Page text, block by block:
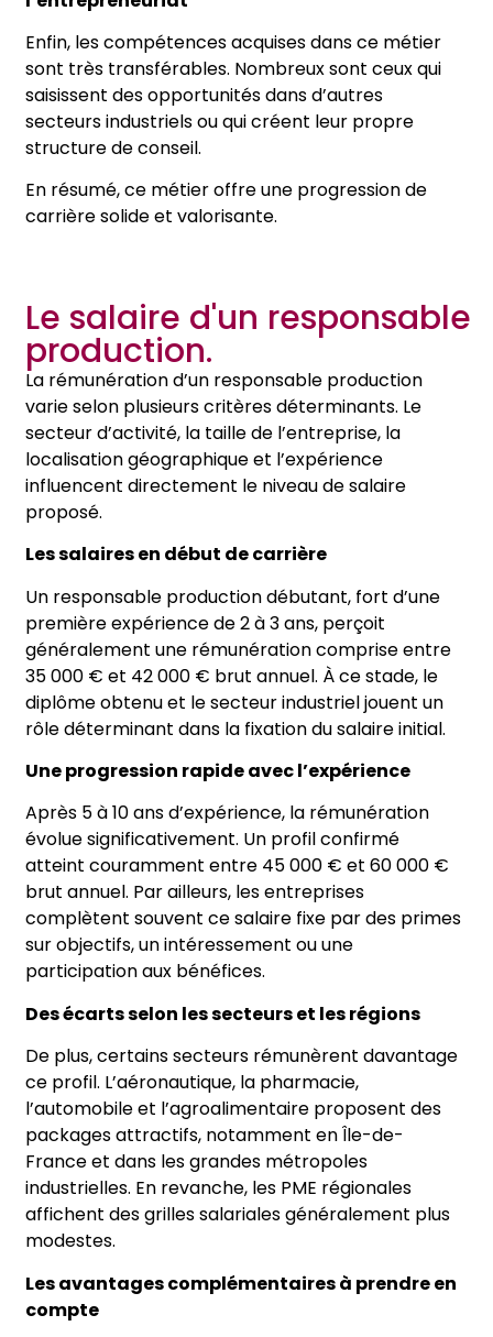
Enfin, les compétences acquises dans ce métier
sont très transférables. Nombreux sont ceux qui
saisissent des opportunités dans d’autres
secteurs industriels ou qui créent leur propre
structure de conseil.
En résumé, ce métier offre une progression de
carrière solide et valorisante.
Le salaire d'un responsable
production.
La rémunération d’un responsable production
varie selon plusieurs critères déterminants. Le
secteur d’activité, la taille de l’entreprise, la
localisation géographique et l’expérience
influencent directement le niveau de salaire
proposé.
Les salaires en début de carrière
Un responsable production débutant, fort d’une
première expérience de 2 à 3 ans, perçoit
généralement une rémunération comprise entre
35 000 € et 42 000 € brut annuel. À ce stade, le
diplôme obtenu et le secteur industriel jouent un
rôle déterminant dans la fixation du salaire initial.
Une progression rapide avec l’expérience
Après 5 à 10 ans d’expérience, la rémunération
évolue significativement. Un profil confirmé
atteint couramment entre 45 000 € et 60 000 €
brut annuel. Par ailleurs, les entreprises
complètent souvent ce salaire fixe par des primes
sur objectifs, un intéressement ou une
participation aux bénéfices.
Des écarts selon les secteurs et les régions
De plus, certains secteurs rémunèrent davantage
ce profil. L’aéronautique, la pharmacie,
l’automobile et l’agroalimentaire proposent des
packages attractifs, notamment en Île-de-
France et dans les grandes métropoles
industrielles. En revanche, les PME régionales
affichent des grilles salariales généralement plus
modestes.
Les avantages complémentaires à prendre en
compte